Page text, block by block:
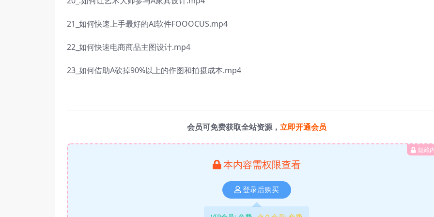
21_如何快速上手最好的AI软件FOOOCUS.mp4
22_如何快速电商商品主图设计.mp4
23_如何借助A砍掉90%以上的作图和拍摄成本.mp4
会员可免费获取全站资源， 立即开通会员
隐藏
本内容需权限查看
登录后购买